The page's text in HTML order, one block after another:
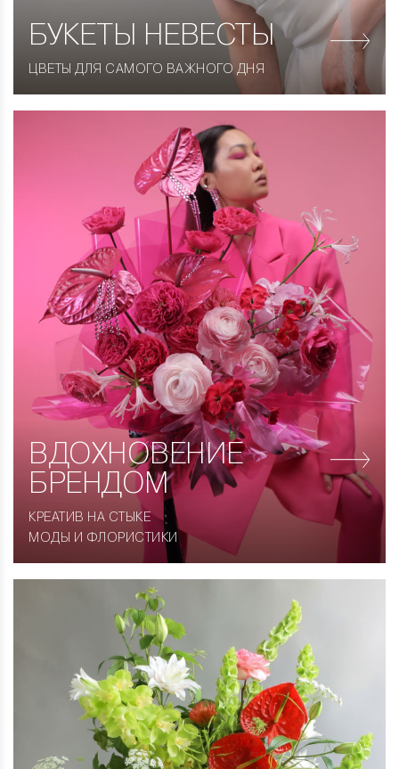
БУКЕТЫ НЕВЕСТЫ
ЦВЕТЫ ДЛЯ САМОГО ВАЖНОГО ДНЯ
ВДОХНОВЕНИЕ
БРЕНДОМ
КРЕАТИВ НА СТЫКЕ
МОДЫ И ФЛОРИСТИКИ